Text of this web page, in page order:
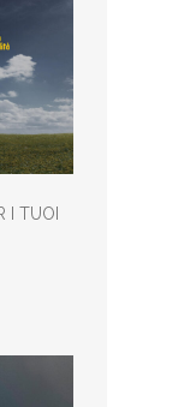
I TUOI